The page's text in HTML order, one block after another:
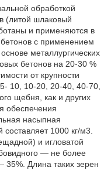
обработкой
(литой шлаковый
и применяются в
с применением
металлургических
бетонов на 20-30 %
от крупности
10, 10-20, 20-40, 40-70,
щебня, как и других
обеспечения
насыпная
1000 кг/м3.
и игловатой
― не более
Длина таких зерен